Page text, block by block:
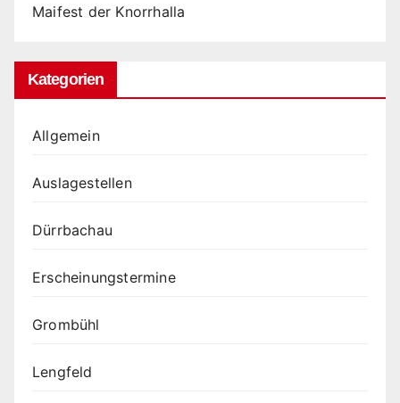
Maifest der Knorrhalla
Kategorien
Allgemein
Auslagestellen
Dürrbachau
Erscheinungstermine
Grombühl
Lengfeld